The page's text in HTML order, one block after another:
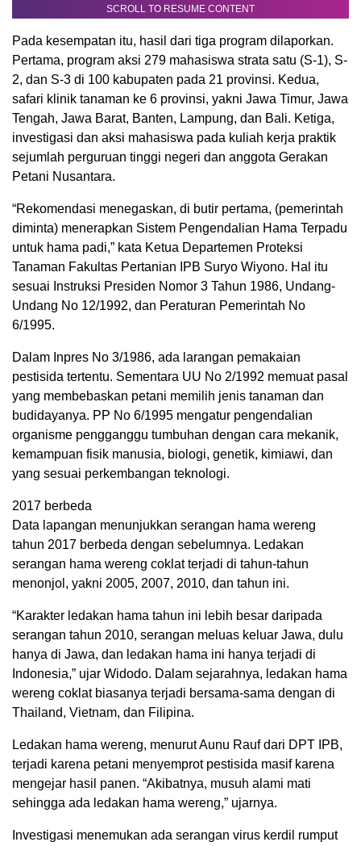
SCROLL TO RESUME CONTENT
Pada kesempatan itu, hasil dari tiga program dilaporkan.
Pertama, program aksi 279 mahasiswa strata satu (S-1), S-
2, dan S-3 di 100 kabupaten pada 21 provinsi. Kedua,
safari klinik tanaman ke 6 provinsi, yakni Jawa Timur, Jawa
Tengah, Jawa Barat, Banten, Lampung, dan Bali. Ketiga,
investigasi dan aksi mahasiswa pada kuliah kerja praktik
sejumlah perguruan tinggi negeri dan anggota Gerakan
Petani Nusantara.
“Rekomendasi menegaskan, di butir pertama, (pemerintah
diminta) menerapkan Sistem Pengendalian Hama Terpadu
untuk hama padi,” kata Ketua Departemen Proteksi
Tanaman Fakultas Pertanian IPB Suryo Wiyono. Hal itu
sesuai Instruksi Presiden Nomor 3 Tahun 1986, Undang-
Undang No 12/1992, dan Peraturan Pemerintah No
6/1995.
Dalam Inpres No 3/1986, ada larangan pemakaian
pestisida tertentu. Sementara UU No 2/1992 memuat pasal
yang membebaskan petani memilih jenis tanaman dan
budidayanya. PP No 6/1995 mengatur pengendalian
organisme pengganggu tumbuhan dengan cara mekanik,
kemampuan fisik manusia, biologi, genetik, kimiawi, dan
yang sesuai perkembangan teknologi.
2017 berbeda
Data lapangan menunjukkan serangan hama wereng
tahun 2017 berbeda dengan sebelumnya. Ledakan
serangan hama wereng coklat terjadi di tahun-tahun
menonjol, yakni 2005, 2007, 2010, dan tahun ini.
“Karakter ledakan hama tahun ini lebih besar daripada
serangan tahun 2010, serangan meluas keluar Jawa, dulu
hanya di Jawa, dan ledakan hama ini hanya terjadi di
Indonesia,” ujar Widodo. Dalam sejarahnya, ledakan hama
wereng coklat biasanya terjadi bersama-sama dengan di
Thailand, Vietnam, dan Filipina.
Ledakan hama wereng, menurut Aunu Rauf dari DPT IPB,
terjadi karena petani menyemprot pestisida masif karena
mengejar hasil panen. “Akibatnya, musuh alami mati
sehingga ada ledakan hama wereng,” ujarnya.
Investigasi menemukan ada serangan virus kerdil rumput